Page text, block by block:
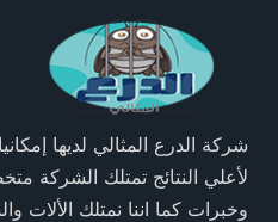
شركة الدرع المثالي لديها
لأعلي النتائج تمتلك
وخبرات كما اننا نمتلك الألات